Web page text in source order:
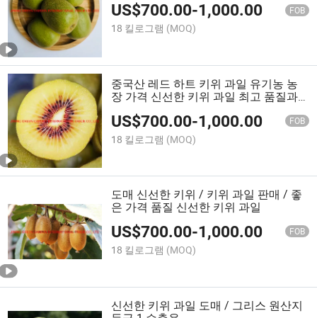
US$700.00-1,000.00 FOB
18 킬로그램 (MOQ)
중국산 레드 하트 키위 과일 유기농 농
장 가격 신선한 키위 과일 최고 품질과
US$700.00-1,000.00 FOB
18 킬로그램 (MOQ)
도매 신선한 키위 / 키위 과일 판매 / 좋
은 가격 품질 신선한 키위 과일
US$700.00-1,000.00 FOB
18 킬로그램 (MOQ)
신선한 키위 과일 도매 / 그리스 원산지